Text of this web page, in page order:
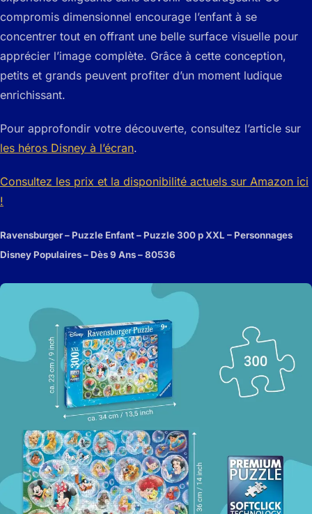
compromis dimensionnel encourage l’enfant à se
concentrer tout en offrant une belle surface visuelle pour
apprécier l’image complète. Grâce à cette conception,
petits et grands peuvent profiter d’un moment ludique
enrichissant.
Pour approfondir votre découverte, consultez l’article sur
les héros Disney à l’écran.
Consultez les prix et la disponibilité actuels sur Amazon ici
!
Ravensburger – Puzzle Enfant – Puzzle 300 p XXL – Personnages
Disney Populaires – Dès 9 Ans – 80536